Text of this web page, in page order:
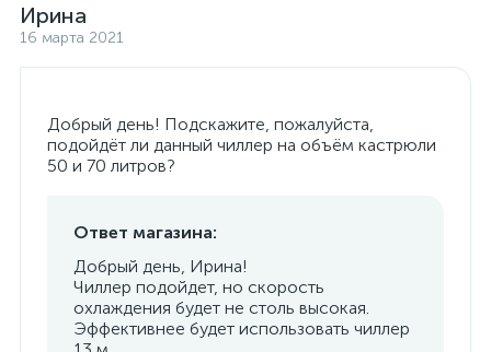
Ирина
16 марта 2021
Добрый день! Подскажите, пожалуйста,
подойдёт ли данный чиллер на объём кастрюли
50 и 70 литров?
Ответ магазина:
Добрый день, Ирина!
Чиллер подойдет, но скорость
охлаждения будет не столь высокая.
Эффективнее будет использовать чиллер